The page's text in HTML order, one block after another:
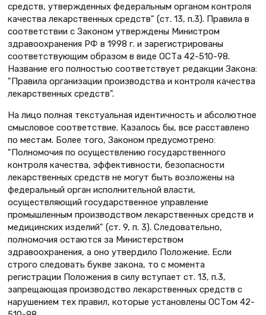
средств, утвержденных федеральным органом контроля
качества лекарственных средств" (ст. 13, п.3). Правила в
соответствии с Законом утверждены Министром
здравоохранения РФ в 1998 г. и зарегистрированы
соответствующим образом в виде ОСТа 42-510-98.
Название его полностью соответствует редакции Закона:
"Правила организации производства и контроля качества
лекарственных средств".
На лицо полная текстуальная идентичность и абсолютное
смысловое соответствие. Казалось бы, все расставлено
по местам. Более того, Законом предусмотрено:
"Полномочия по осуществлению государственного
контроля качества, эффективности, безопасности
лекарственных средств не могут быть возложены на
федеральный орган исполнительной власти,
осуществляющий государственное управление
промышленным производством лекарственных средств и
медицинских изделий" (ст. 9, п. 3). Следовательно,
полномочия остаются за Министерством
здравоохранения, а оно утвердило Положение. Если
строго следовать букве закона, то с момента
регистрации Положения в силу вступает ст. 13, п.3,
запрещающая производство лекарственных средств с
нарушением тех правил, которые установлены ОСТом 42-